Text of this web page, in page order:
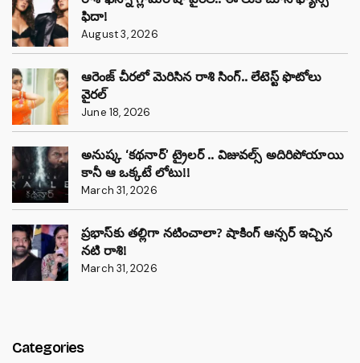
ఫిదా!
August 3, 2026
ఆరెంజ్ చీరలో మెరిసిన రాశి సింగ్.. లేటెస్ట్ ఫొటోలు
వైరల్
June 18, 2026
అనుష్క ‘కథనార్’ ట్రైలర్ .. విజువల్స్ అదిరిపోయాయి
కానీ ఆ ఒక్కటే లోటు!!
March 31, 2026
ప్రభాస్‌కు తల్లిగా నటించాలా? షాకింగ్ ఆన్సర్ ఇచ్చిన
నటి రాశి!
March 31, 2026
Categories